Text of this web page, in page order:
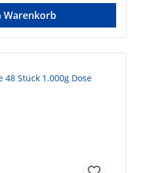
geeignet
Warenkorb